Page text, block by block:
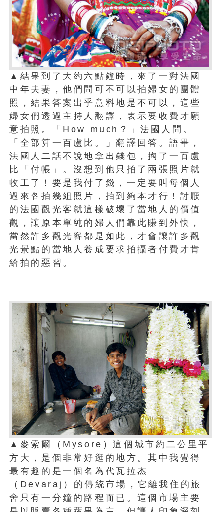
▲結果到了大約六點鐘時，來了一對法國
中年夫妻，他們問可不可以拍婦女的團體
照，結果答案出乎意料地是不可以，這些
婦女們透過主持人翻譯，表示要收費才願
意拍照。「How much？」法國人問。
「全部算一百盧比。」翻譯回答。語畢，
法國人二話不說地拿出錢包，掏了一百盧
比「付帳」。沒想到他只拍了兩張照片就
收工了！要是我付了錢，一定要叫每個人
過來各拍幾組照片，拍到夠本才行！討厭
的法國觀光客就這樣破壞了當地人的價值
觀，讓原本單純的婦人們靠此賺到外快，
當然許多觀光客都是如此，才會讓許多觀
光景點的當地人養成要求拍攝者付費才肯
給拍的惡習。
▲麥索爾（Mysore）這個城市約二公里平
方大，是個非常好逛的地方。其中我覺得
最有趣的是一個名為代瓦拉杰
（Devaraj）的傳統市場，它離我住的旅
舍只有一分鐘的路程而已。這個市場主要